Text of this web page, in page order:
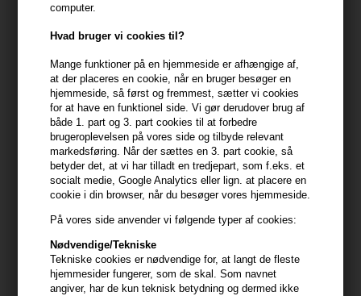
computer.
Hvad bruger vi cookies til?
Mange funktioner på en hjemmeside er afhængige af,
at der placeres en cookie, når en bruger besøger en
hjemmeside, så først og fremmest, sætter vi cookies
for at have en funktionel side. Vi gør derudover brug af
både 1. part og 3. part cookies til at forbedre
brugeroplevelsen på vores side og tilbyde relevant
markedsføring. Når der sættes en 3. part cookie, så
betyder det, at vi har tilladt en tredjepart, som f.eks. et
socialt medie, Google Analytics eller lign. at placere en
cookie i din browser, når du besøger vores hjemmeside.
På vores side anvender vi følgende typer af cookies:
Nødvendige/Tekniske
Tekniske cookies er nødvendige for, at langt de fleste
hjemmesider fungerer, som de skal. Som navnet
angiver, har de kun teknisk betydning og dermed ikke
Wella EIMI Body Crafter er en volumenspray, der giver fylde,
volumen og tekstur.
Wella EIMI Body Crafter egenskaber
- Fylde og volumen
- Tekstur
- Medium hold
Sådan bruger du Wella EIMI Body Crafter
- Ryst beholder inden brug
- Spray jævnt på fugtigt hår - fokuser på hårrødderne
- Føntør med børste for at skabe volumen
Størrelse : 150ml